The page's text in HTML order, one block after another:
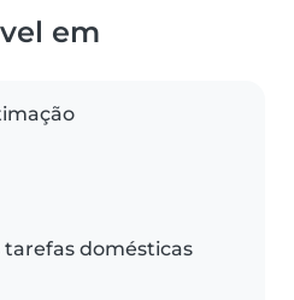
em
domésticas